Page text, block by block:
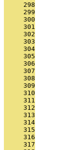
     298
     299
     300
     301
     302
     303
     304
     305
     306
     307
     308
     309
     310
     311
     312
     313
     314
     315
     316
     317